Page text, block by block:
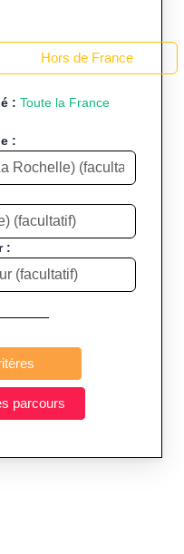
Hors de France
: Toute la France
:
:
de critères
les parcours